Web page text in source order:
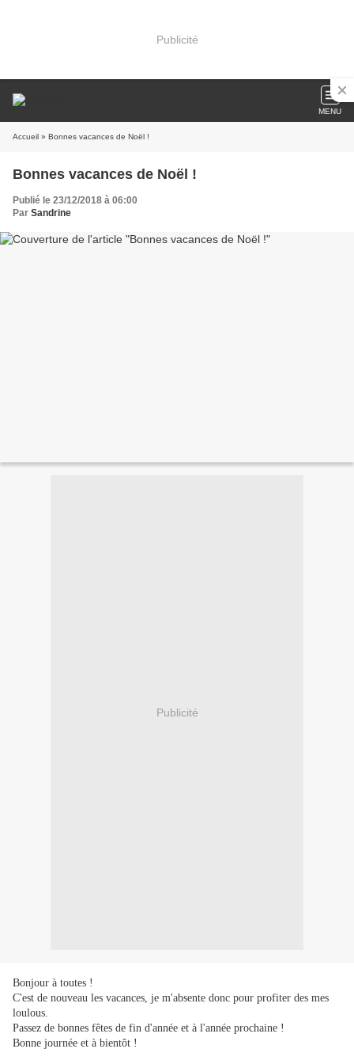
Publicité
MENU
Accueil » Bonnes vacances de Noël !
Bonnes vacances de Noël !
Publié le 23/12/2018 à 06:00
Par Sandrine
Publicité
Bonjour à toutes !
C'est de nouveau les vacances, je m'absente donc pour profiter des mes
loulous.
Passez de bonnes fêtes de fin d'année et à l'année prochaine !
Bonne journée et à bientôt !